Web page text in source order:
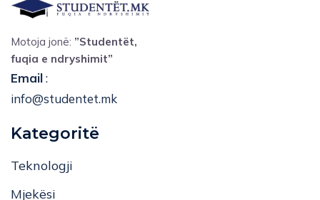
Motoja jonë: ”Studentët,
fuqia e ndryshimit”
Email:
info@studentet.mk
Kategoritë
Teknologji
Mjekësi